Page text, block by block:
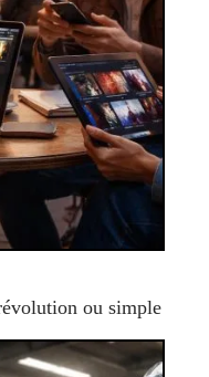
ou simple